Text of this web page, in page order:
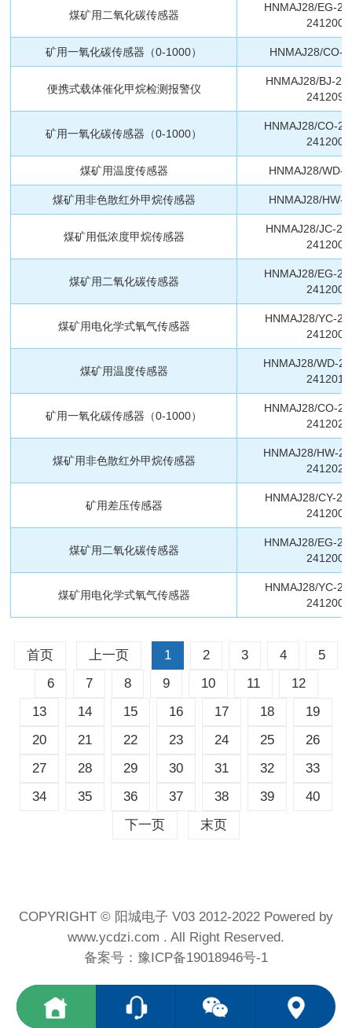
煤矿用二氧化碳传感器
HNMAJ28/EG-
矿用一氧化碳传感器（0-1000） HNMAJ28/CO-
便携式载体催化甲烷检测报警仪
HNMAJ28/BJ-
矿用一氧化碳传感器（0-1000）
HNMAJ28/CO-
煤矿用温度传感器 HNMAJ28/WD-
煤矿用非色散红外甲烷传感器 HNMAJ28/HW-
煤矿用低浓度甲烷传感器
HNMAJ28/JC-
煤矿用二氧化碳传感器
HNMAJ28/EG-
煤矿用电化学式氧气传感器
HNMAJ28/YC-
煤矿用温度传感器
HNMAJ28/WD-
矿用一氧化碳传感器（0-1000）
HNMAJ28/CO-
煤矿用非色散红外甲烷传感器
HNMAJ28/HW-
矿用差压传感器
HNMAJ28/CY-
煤矿用二氧化碳传感器
HNMAJ28/EG-
煤矿用电化学式氧气传感器
HNMAJ28/YC-
首页 上一页 1 2 3 4
5
6
7 8 9 10 11
12
13
14 15 16 17 18
19
20
21 22 23 24 25
26
27
28 29 30 31 32
33
34
35 36 37 38 39
40
下一页
末页
COPYRIGHT © 阳城电子 V03 2012-2022 Powered by
www.ycdzi.com . All Right Reserved.
备案号： 豫ICP备19018946号-1